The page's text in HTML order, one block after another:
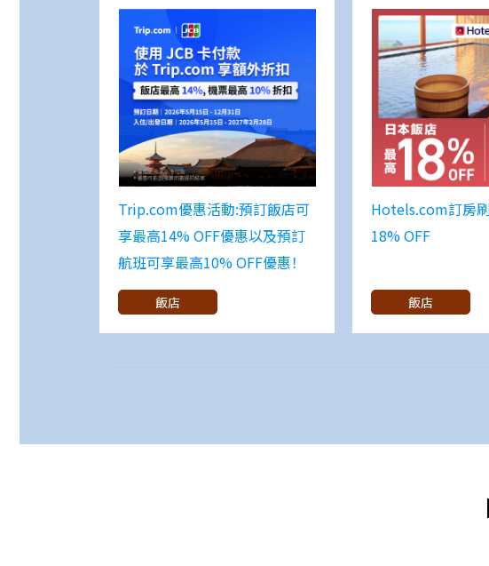
Trip.com優惠活動:預訂飯店可
享最高14% OFF優惠以及預訂
航班可享最高10% OFF優惠！
飯店
Hotels.com訂房
18% OFF
飯店